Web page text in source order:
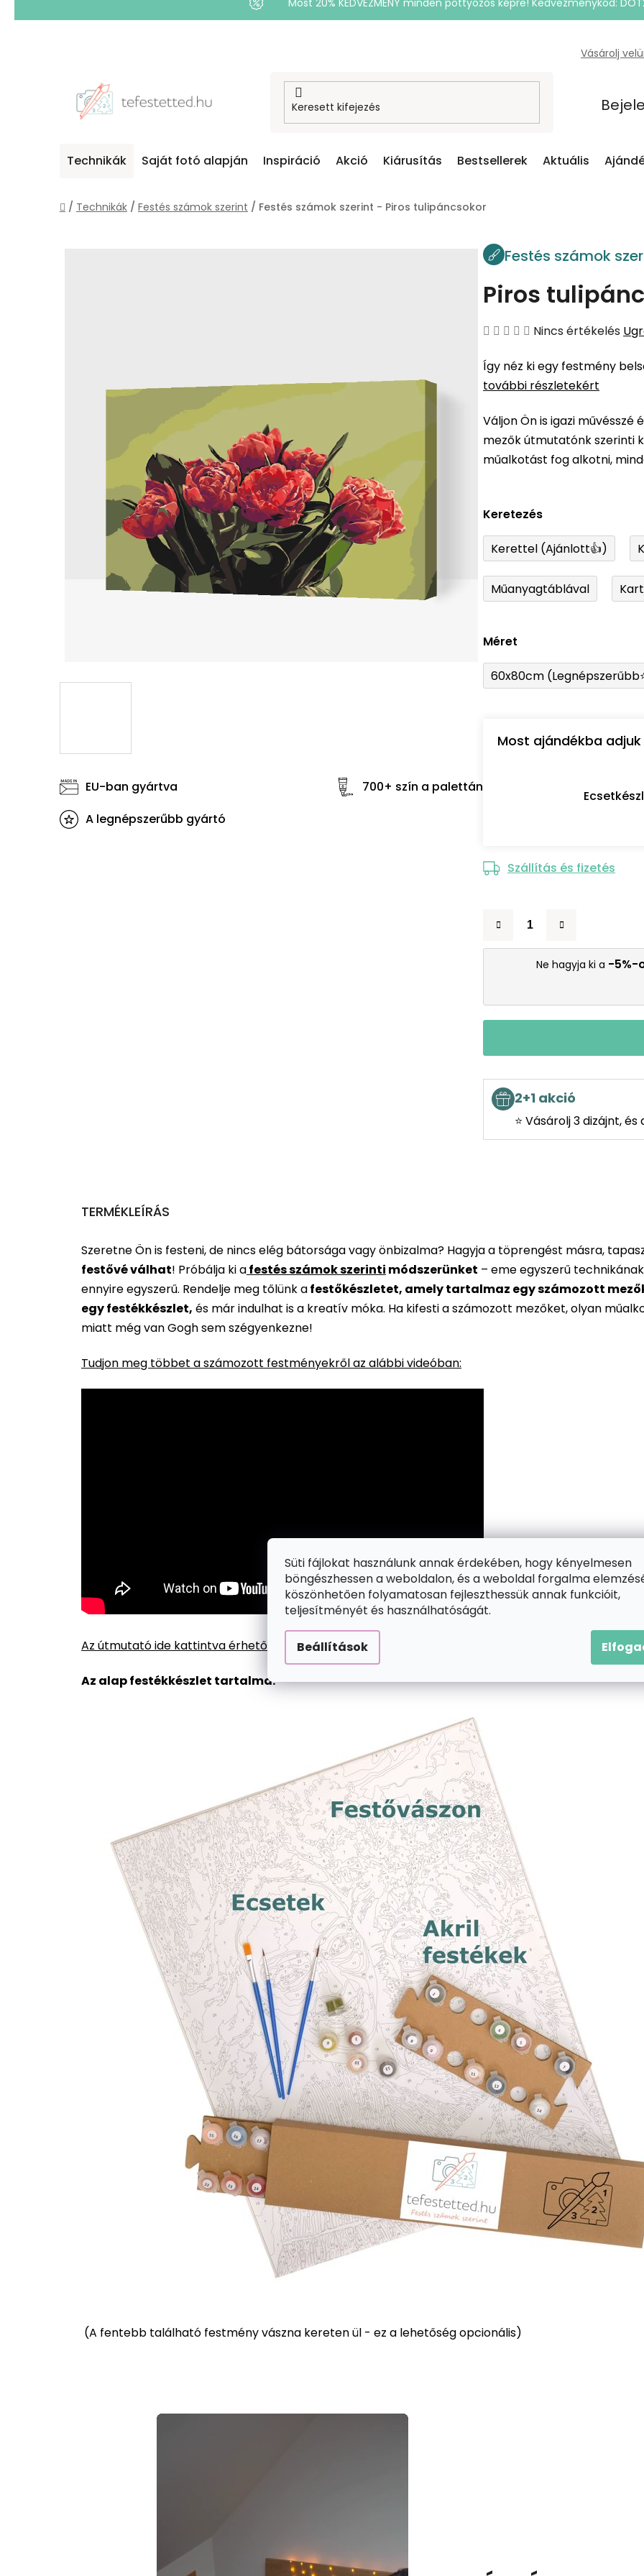
Süti fájlokat használunk annak érdekében, hogy kényelmesen
böngészhessen a weboldalon, és a weboldal forgalma
köszönhetően folyamatosan fejleszthessük annak funkcióit,
teljesítményét és használhatóságát.
Beállítások
Most 20% KEDVEZMÉNY minden pöttyözős képre! Kedvezménykód:
Vásárolj
Technikák Saját fotó alapján Inspiráció Akció Kiárusítás Bestsellerek Aktuális
Kezdőlap
/ Technikák / Festés számok szerint / Festés számok szerint - Piros tulipáncsokor
Festés számok
Piros
A
átlagos
értékelése
ből
0,0
csillag.
Nincs értékelés
Így néz ki egy festmény
további részletekért
Váljon Ön is igazi
mezők útmutatónk szerinti
műalkotást fog alkotni,
Keretezés
Kerettel (Ajánlott👍)
Műanyagtáblával
Méret
60x80cm
Most ajándékba
Szállítás és fizetés
Ne hagyja ki a -5%-
2+1 akció
⭐ Vásárolj 3 dizájnt,
EU-ban gyártva
700+ szín a palettán
A legnépszerűbb gyártó
TERMÉKLEÍRÁS
Szeretne Ön is festeni, de nincs elég bátorsága vagy önbizalma? Hagyja a töprengést másra,
festővé válhat! Próbálja ki afestés számok szerinti módszerünket – eme egyszerű
ennyire egyszerű. Rendelje meg tőlünk afestőkészletet, amely tartalmaz egy számozott
egy festékkészlet, és már indulhat is a kreatív móka. Ha kifesti a számozott mezőket, olyan
miatt még van Gogh sem szégyenkezne!
Tudjon meg többet a számozott festményekről az alábbi videóban:
Az útmutató ide kattintva érhető el.
Az alap festékkészlet tartalma:
(A fentebb található festmény vászna kereten ül - ez a lehetőség opcionális)